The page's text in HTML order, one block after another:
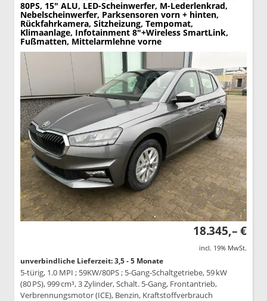
80PS, 15" ALU, LED-Scheinwerfer, M-Lederlenkrad,
Nebelscheinwerfer, Parksensoren vorn + hinten,
Rückfahrkamera, Sitzheizung, Tempomat,
Klimaanlage, Infotainment 8"+Wireless SmartLink,
Fußmatten, Mittelarmlehne vorne
18.345,– €
incl. 19% MwSt.
unverbindliche Lieferzeit: 3,5 - 5 Monate
5-türig, 1.0 MPI ; 59KW/80PS ; 5-Gang-Schaltgetriebe, 59 kW
(80 PS), 999 cm³, 3 Zylinder, Schalt. 5-Gang, Frontantrieb,
Verbrennungsmotor (ICE), Benzin, Kraftstoffverbrauch